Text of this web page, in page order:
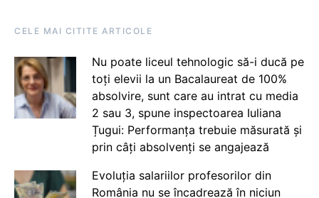
CELE MAI CITITE ARTICOLE
Nu poate liceul tehnologic să-i ducă pe
toți elevii la un Bacalaureat de 100%
absolvire, sunt care au intrat cu media
2 sau 3, spune inspectoarea Iuliana
Țugui: Performanța trebuie măsurată și
prin câți absolvenți se angajează
Evoluția salariilor profesorilor din
România nu se încadrează în niciun